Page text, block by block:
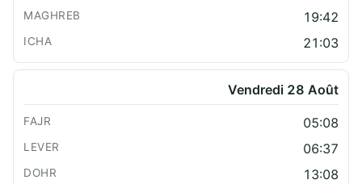
19:42
21:03
Vendredi 28 Août
05:08
06:37
13:08